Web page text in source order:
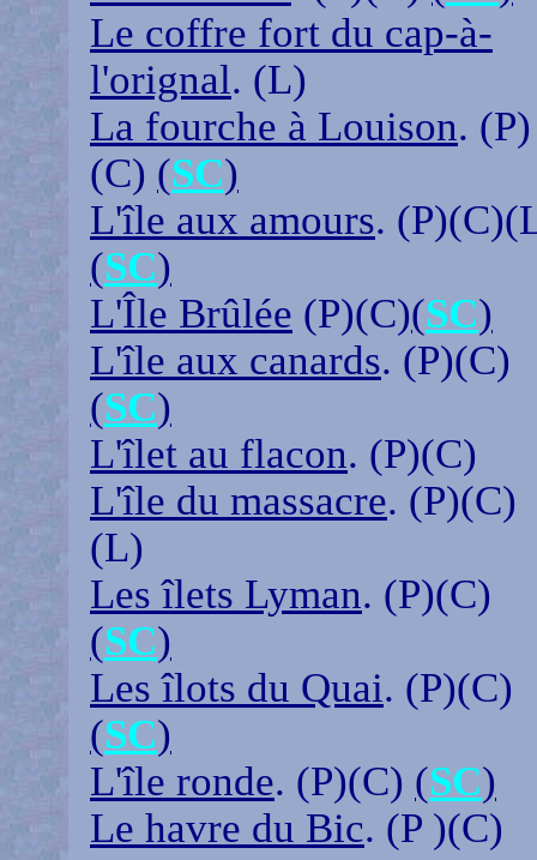
Le coffre fort du cap-à-
l'orignal. (L)
La fourche à Louison. (P)
(C) (SC)
L'île aux amours.
(SC)
L'Île Brûlée (P)(C)(SC)
L'île aux canards. (P)(C)
(SC)
L'îlet au flacon. (P)(C)
L'île du massacre. (P)(C)
(L)
Les îlets Lyman. (P)(C)
(SC)
Les îlots du Quai. (P)(C)
(SC)
L'île ronde. (P)(C) (SC)
Le havre du Bic. (P )(C)